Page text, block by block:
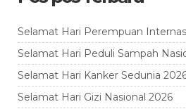
Selamat Hari Perempuan
Selamat Hari Peduli Sampah
Selamat Hari Kanker Sedunia
Selamat Hari Gizi Nasional 2026